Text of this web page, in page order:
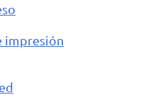
impresión